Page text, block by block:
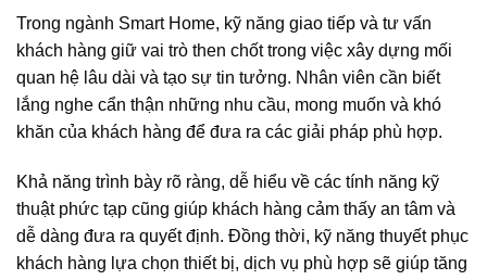
Trong ngành Smart Home, kỹ năng giao tiếp và tư vấn
khách hàng giữ vai trò then chốt trong việc xây dựng mối
quan hệ lâu dài và tạo sự tin tưởng. Nhân viên cần biết
lắng nghe cẩn thận những nhu cầu, mong muốn và khó
khăn của khách hàng để đưa ra các giải pháp phù hợp.
Khả năng trình bày rõ ràng, dễ hiểu về các tính năng kỹ
thuật phức tạp cũng giúp khách hàng cảm thấy an tâm và
dễ dàng đưa ra quyết định. Đồng thời, kỹ năng thuyết phục
khách hàng lựa chọn thiết bị, dịch vụ phù hợp sẽ giúp tăng